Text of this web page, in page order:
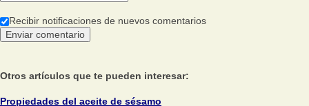
Recibir notificaciones de nuevos comentarios
Otros artículos que te pueden interesar:
Propiedades del aceite de sésamo